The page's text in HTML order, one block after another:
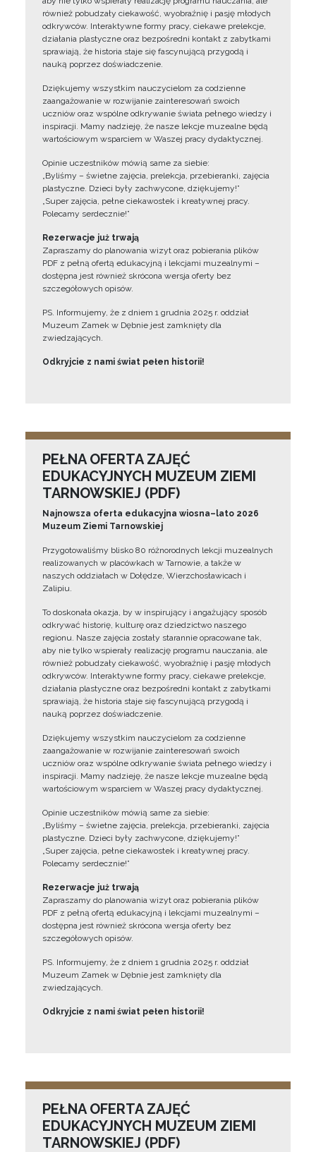
również pobudzały ciekawość, wyobraźnię i pasję młodych
odkrywców. Interaktywne formy pracy, ciekawe prelekcje,
działania plastyczne oraz bezpośredni kontakt z zabytkami
sprawiają, że historia staje się fascynującą przygodą i
nauką poprzez doświadczenie.
Dziękujemy wszystkim nauczycielom za codzienne
zaangażowanie w rozwijanie zainteresowań swoich
uczniów oraz wspólne odkrywanie świata pełnego wiedzy i
inspiracji. Mamy nadzieję, że nasze lekcje muzealne będą
wartościowym wsparciem w Waszej pracy dydaktycznej.
Opinie uczestników mówią same za siebie:
„Byliśmy – świetne zajęcia, prelekcja, przebieranki, zajęcia
plastyczne. Dzieci były zachwycone, dziękujemy!”
„Super zajęcia, pełne ciekawostek i kreatywnej pracy.
Polecamy serdecznie!”
Rezerwacje już trwają
Zapraszamy do planowania wizyt oraz pobierania plików
PDF z pełną ofertą edukacyjną i lekcjami muzealnymi –
dostępna jest również skrócona wersja oferty bez
szczegółowych opisów.
PS. Informujemy, że z dniem 1 grudnia 2025 r. oddział
Muzeum Zamek w Dębnie jest zamknięty dla
zwiedzających.
Odkryjcie z nami świat pełen historii!
PEŁNA OFERTA ZAJĘĆ
EDUKACYJNYCH MUZEUM ZIEMI
TARNOWSKIEJ (PDF)
Najnowsza oferta edukacyjna wiosna–lato 2026
Muzeum Ziemi Tarnowskiej
Przygotowaliśmy blisko 80 różnorodnych lekcji muzealnych
realizowanych w placówkach w Tarnowie, a także w
naszych oddziałach w Dołędze, Wierzchosławicach i
Zalipiu.
To doskonała okazja, by w inspirujący i angażujący sposób
odkrywać historię, kulturę oraz dziedzictwo naszego
regionu. Nasze zajęcia zostały starannie opracowane tak,
aby nie tylko wspierały realizację programu nauczania, ale
również pobudzały ciekawość, wyobraźnię i pasję młodych
odkrywców. Interaktywne formy pracy, ciekawe prelekcje,
działania plastyczne oraz bezpośredni kontakt z zabytkami
sprawiają, że historia staje się fascynującą przygodą i
nauką poprzez doświadczenie.
Dziękujemy wszystkim nauczycielom za codzienne
zaangażowanie w rozwijanie zainteresowań swoich
uczniów oraz wspólne odkrywanie świata pełnego wiedzy i
inspiracji. Mamy nadzieję, że nasze lekcje muzealne będą
wartościowym wsparciem w Waszej pracy dydaktycznej.
Opinie uczestników mówią same za siebie:
„Byliśmy – świetne zajęcia, prelekcja, przebieranki, zajęcia
plastyczne. Dzieci były zachwycone, dziękujemy!”
„Super zajęcia, pełne ciekawostek i kreatywnej pracy.
Polecamy serdecznie!”
Rezerwacje już trwają
Zapraszamy do planowania wizyt oraz pobierania plików
PDF z pełną ofertą edukacyjną i lekcjami muzealnymi –
dostępna jest również skrócona wersja oferty bez
szczegółowych opisów.
PS. Informujemy, że z dniem 1 grudnia 2025 r. oddział
Muzeum Zamek w Dębnie jest zamknięty dla
zwiedzających.
Odkryjcie z nami świat pełen historii!
PEŁNA OFERTA ZAJĘĆ
EDUKACYJNYCH MUZEUM ZIEMI
TARNOWSKIEJ (PDF)